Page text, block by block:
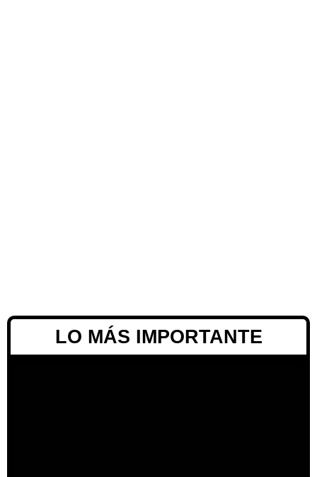
LO MÁS IMPORTANTE